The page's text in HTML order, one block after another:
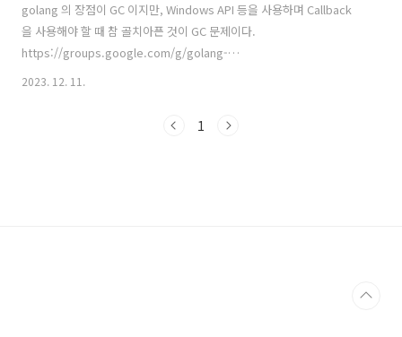
golang 의 장점이 GC 이지만, Windows API 등을 사용하며 Callback
을 사용해야 할 때 참 골치아픈 것이 GC 문제이다.
https://groups.google.com/g/golang-
nuts/c/yNis7bQG_rY/m/yaJFoSx1hgIJ 위와 같은 논의들도 많고..
goNativeDone(void*); __attribute__((weak)) void*
2023. 12. 11.
1